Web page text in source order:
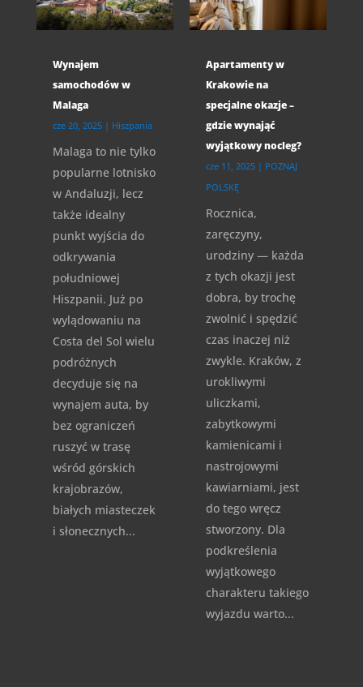
Wynajem
samochodów w
Malaga
cze 20, 2025| Hiszpania
Malaga to nie tylko
popularne lotnisko
w Andaluzji, lecz
także idealny
punkt wyjścia do
odkrywania
południowej
Hiszpanii. Już po
wylądowaniu na
Costa del Sol wielu
podróżnych
decyduje się na
wynajem auta, by
bez ograniczeń
ruszyć w trasę
wśród górskich
krajobrazów,
białych miasteczek
i słonecznych...
Apartamenty w
Krakowie na
specjalne okazje –
gdzie wynająć
wyjątkowy nocleg?
cze 11, 2025| POZNAJ
POLSKĘ
Rocznica,
zaręczyny,
urodziny — każda
z tych okazji jest
dobra, by trochę
zwolnić i spędzić
czas inaczej niż
zwykle. Kraków, z
urokliwymi
uliczkami,
zabytkowymi
kamienicami i
nastrojowymi
kawiarniami, jest
do tego wręcz
stworzony. Dla
podkreślenia
wyjątkowego
charakteru takiego
wyjazdu warto...